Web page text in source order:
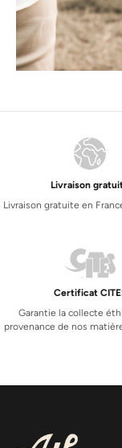
Livraison
Livraison gratuite en
Certificat
Garantie la collecte
provenance de nos